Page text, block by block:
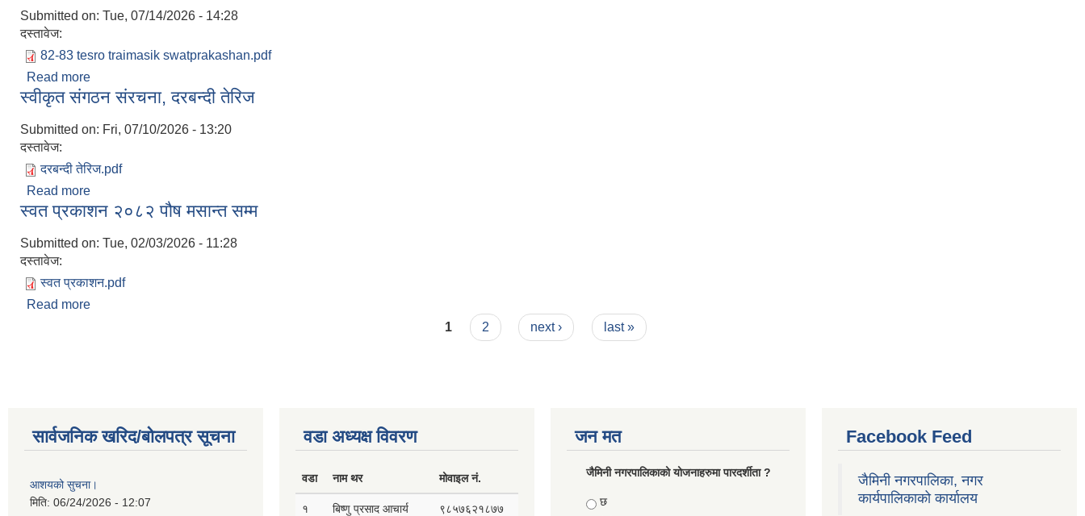
Submitted on: Tue, 07/14/2026 - 14:28
दस्तावेज:
82-83 tesro traimasik swatprakashan.pdf
Read more
स्वीकृत संगठन संरचना, दरबन्दी तेरिज
Submitted on: Fri, 07/10/2026 - 13:20
दस्तावेज:
दरबन्दी तेरिज.pdf
Read more
स्वत प्रकाशन २०८२ पौष मसान्त सम्म
Submitted on: Tue, 02/03/2026 - 11:28
दस्तावेज:
स्वत प्रकाशन.pdf
Read more
1 2 next › last »
सार्वजनिक खरिद/बोलपत्र सूचना
आशयको सुचना।
मिति: 06/24/2026 - 12:07
वडा अध्यक्ष विवरण
वडा नाम थर मोवाइल नं.
१ बिष्णु प्रसाद आचार्य ९८५७६२१८७७
जन मत
जैमिनी नगरपालिकाको योजनाहरुमा पारदर्शीता ?
Choices
छ
Facebook Feed
जैमिनी नगरपालिका, नगर
कार्यपालिकाको कार्यालय